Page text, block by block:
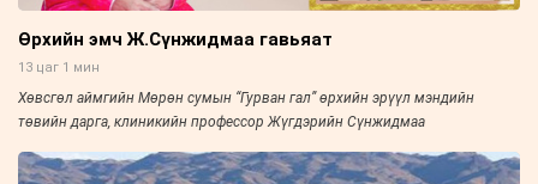
Өрхийн эмч Ж.Сүнжидмаа гавьяат
13 цаг 1 мин
Хөвсгөл аймгийн Мөрөн сумын “Гурван гал” өрхийн эрүүл мэндийн
төвийн дарга, клиникийн профессор Жүгдэрийн Сүнжидмаа